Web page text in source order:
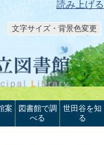
読み上げる
文字サイズ・背景色変更
案
図書館で調
べる
世田谷を知
る